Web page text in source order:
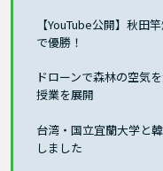
【YouTube公開】秋田
で優勝！
ドローンで森林の空気
授業を展開
台湾・国立宜蘭大学と
しました